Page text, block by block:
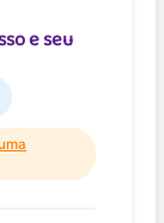
e seu